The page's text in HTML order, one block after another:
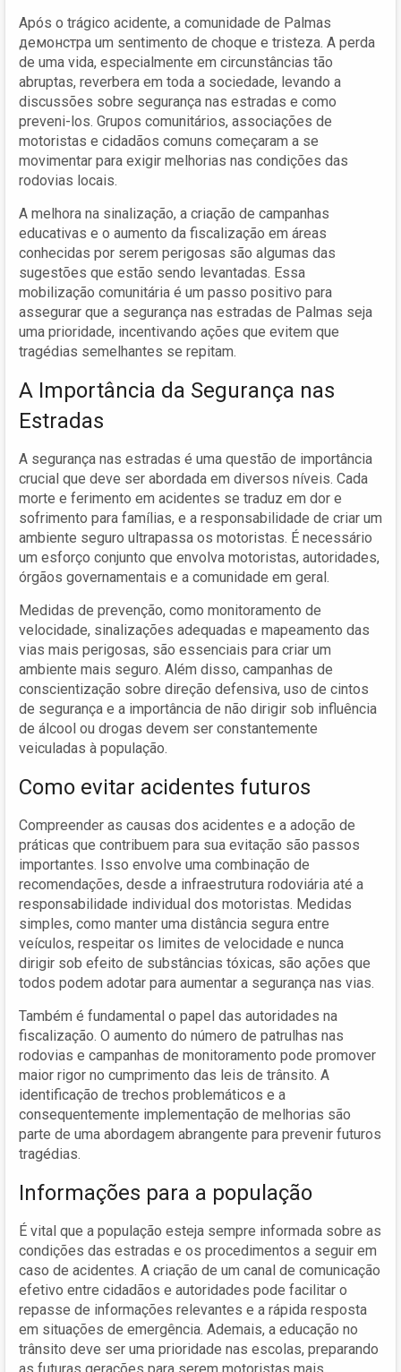
Após o trágico acidente, a comunidade de Palmas
демонстра um sentimento de choque e tristeza. A perda
de uma vida, especialmente em circunstâncias tão
abruptas, reverbera em toda a sociedade, levando a
discussões sobre segurança nas estradas e como
preveni-los. Grupos comunitários, associações de
motoristas e cidadãos comuns começaram a se
movimentar para exigir melhorias nas condições das
rodovias locais.
A melhora na sinalização, a criação de campanhas
educativas e o aumento da fiscalização em áreas
conhecidas por serem perigosas são algumas das
sugestões que estão sendo levantadas. Essa
mobilização comunitária é um passo positivo para
assegurar que a segurança nas estradas de Palmas seja
uma prioridade, incentivando ações que evitem que
tragédias semelhantes se repitam.
A Importância da Segurança nas
Estradas
A segurança nas estradas é uma questão de importância
crucial que deve ser abordada em diversos níveis. Cada
morte e ferimento em acidentes se traduz em dor e
sofrimento para famílias, e a responsabilidade de criar um
ambiente seguro ultrapassa os motoristas. É necessário
um esforço conjunto que envolva motoristas, autoridades,
órgãos governamentais e a comunidade em geral.
Medidas de prevenção, como monitoramento de
velocidade, sinalizações adequadas e mapeamento das
vias mais perigosas, são essenciais para criar um
ambiente mais seguro. Além disso, campanhas de
conscientização sobre direção defensiva, uso de cintos
de segurança e a importância de não dirigir sob influência
de álcool ou drogas devem ser constantemente
veiculadas à população.
Como evitar acidentes futuros
Compreender as causas dos acidentes e a adoção de
práticas que contribuem para sua evitação são passos
importantes. Isso envolve uma combinação de
recomendações, desde a infraestrutura rodoviária até a
responsabilidade individual dos motoristas. Medidas
simples, como manter uma distância segura entre
veículos, respeitar os limites de velocidade e nunca
dirigir sob efeito de substâncias tóxicas, são ações que
todos podem adotar para aumentar a segurança nas vias.
Também é fundamental o papel das autoridades na
fiscalização. O aumento do número de patrulhas nas
rodovias e campanhas de monitoramento pode promover
maior rigor no cumprimento das leis de trânsito. A
identificação de trechos problemáticos e a
consequentemente implementação de melhorias são
parte de uma abordagem abrangente para prevenir futuros
tragédias.
Informações para a população
É vital que a população esteja sempre informada sobre as
condições das estradas e os procedimentos a seguir em
caso de acidentes. A criação de um canal de comunicação
efetivo entre cidadãos e autoridades pode facilitar o
repasse de informações relevantes e a rápida resposta
em situações de emergência. Ademais, a educação no
trânsito deve ser uma prioridade nas escolas, preparando
as futuras gerações para serem motoristas mais